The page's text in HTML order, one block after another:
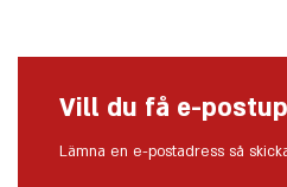
Vill du få e-
Lämna en e-postadress så